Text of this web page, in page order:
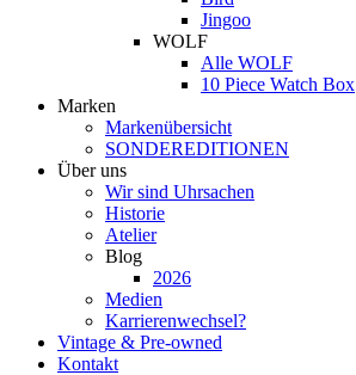
Jingoo
WOLF
Alle WOLF
10 Piece Watch Box
Marken
Markenübersicht
SONDEREDITIONEN
Über uns
Wir sind Uhrsachen
Historie
Atelier
Blog
2026
Medien
Karrierenwechsel?
Vintage & Pre-owned
Kontakt